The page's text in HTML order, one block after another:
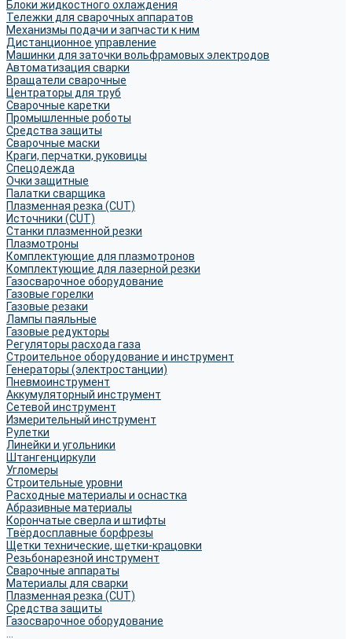
Блоки жидкостного охлаждения
Тележки для сварочных аппаратов
Механизмы подачи и запчасти к ним
Дистанционное управление
Машинки для заточки вольфрамовых электродов
Автоматизация сварки
Вращатели сварочные
Центраторы для труб
Сварочные каретки
Промышленные роботы
Средства защиты
Сварочные маски
Краги, перчатки, руковицы
Спецодежда
Очки защитные
Палатки сварщика
Плазменная резка (CUT)
Источники (CUT)
Станки плазменной резки
Плазмотроны
Комплектующие для плазмотронов
Комплектующие для лазерной резки
Газосварочное оборудование
Газовые горелки
Газовые резаки
Лампы паяльные
Газовые редукторы
Регуляторы расхода газа
Строительное оборудование и инструмент
Генераторы (электростанции)
Пневмоинструмент
Аккумуляторный инструмент
Сетевой инструмент
Измерительный инструмент
Рулетки
Линейки и угольники
Штангенциркули
Угломеры
Строительные уровни
Расходные материалы и оснастка
Абразивные материалы
Корончатые сверла и штифты
Твёрдосплавные борфрезы
Щетки технические, щетки-крацовки
Резьбонарезной инструмент
Сварочные аппараты
Материалы для сварки
Плазменная резка (CUT)
Средства защиты
Газосварочное оборудование